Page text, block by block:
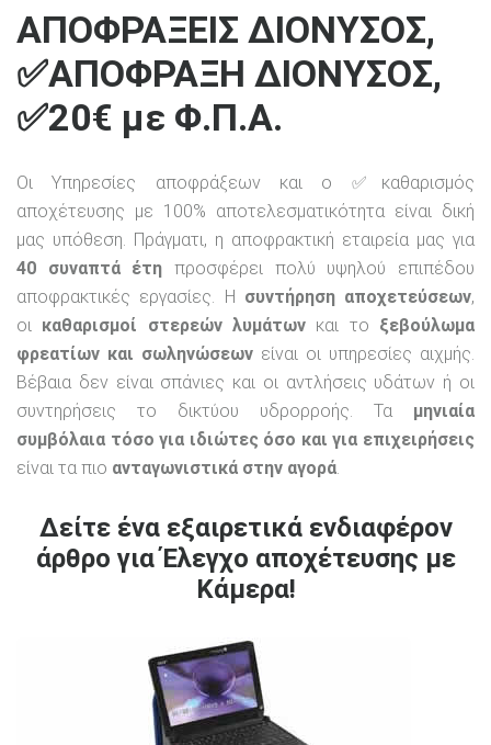
ΑΠΟΦΡΑΞΕΙΣ ΔΙΟΝΥΣΟΣ,
✅ΑΠΟΦΡΑΞΗ ΔΙΟΝΥΣΟΣ,
✅20€ με Φ.Π.Α.
Οι Υπηρεσίες αποφράξεων και ο ✅καθαρισμός
αποχέτευσης με 100% αποτελεσματικότητα είναι δική
μας υπόθεση. Πράγματι, η αποφρακτική εταιρεία μας για
40 συναπτά έτη προσφέρει πολύ υψηλού επιπέδου
αποφρακτικές εργασίες. Η συντήρηση αποχετεύσεων,
οι καθαρισμοί στερεών λυμάτων και το ξεβούλωμα
φρεατίων και σωληνώσεων είναι οι υπηρεσίες αιχμής.
Βέβαια δεν είναι σπάνιες και οι αντλήσεις υδάτων ή οι
συντηρήσεις το δικτύου υδρορροής. Τα μηνιαία
συμβόλαια τόσο για ιδιώτες όσο και για επιχειρήσεις
είναι τα πιο ανταγωνιστικά στην αγορά.
Δείτε ένα εξαιρετικά ενδιαφέρον
άρθρο για Έλεγχο αποχέτευσης με
Κάμερα!